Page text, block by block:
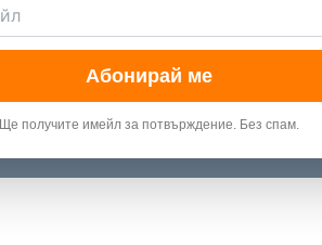
Абонирай ме
Ще получите имейл за потвърждение. Без спам.